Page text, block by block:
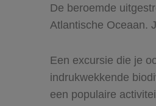
De beroemde
Atlantische Oceaan.
Een excursie die je
indrukwekkende
een populaire